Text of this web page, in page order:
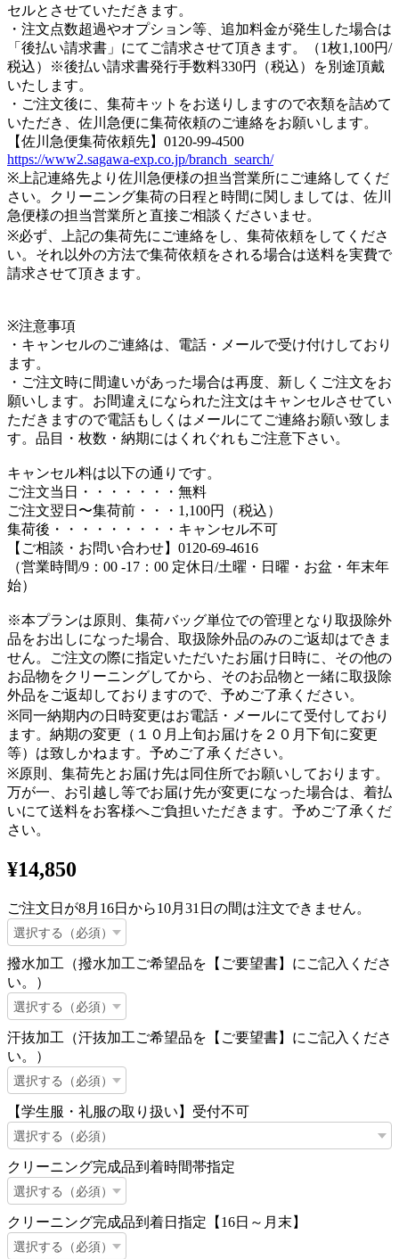
セルとさせていただきます。
・注文点数超過やオプション等、追加料金が発生した場合は
「後払い請求書」にてご請求させて頂きます。（1枚1,100円/
税込）※後払い請求書発行手数料330円（税込）を別途頂戴
いたします。
・ご注文後に、集荷キットをお送りしますので衣類を詰めて
いただき、佐川急便に集荷依頼のご連絡をお願いします。
【佐川急便集荷依頼先】0120-99-4500
https://www2.sagawa-exp.co.jp/branch_search/
※上記連絡先より佐川急便様の担当営業所にご連絡してくだ
さい。クリーニング集荷の日程と時間に関しましては、佐川
急便様の担当営業所と直接ご相談くださいませ。
※必ず、上記の集荷先にご連絡をし、集荷依頼をしてくださ
い。それ以外の方法で集荷依頼をされる場合は送料を実費で
請求させて頂きます。
※注意事項
・キャンセルのご連絡は、電話・メールで受け付けしており
ます。
・ご注文時に間違いがあった場合は再度、新しくご注文をお
願いします。お間違えになられた注文はキャンセルさせてい
ただきますので電話もしくはメールにてご連絡お願い致しま
す。品目・枚数・納期にはくれぐれもご注意下さい。
キャンセル料は以下の通りです。
ご注文当日・・・・・・・無料
ご注文翌日〜集荷前・・・1,100円（税込）
集荷後・・・・・・・・・キャンセル不可
【ご相談・お問い合わせ】0120-69-4616
（営業時間/9：00 -17：00 定休日/土曜・日曜・お盆・年末年
始）
※本プランは原則、集荷バッグ単位での管理となり取扱除外
品をお出しになった場合、取扱除外品のみのご返却はできま
せん。ご注文の際に指定いただいたお届け日時に、その他の
お品物をクリーニングしてから、そのお品物と一緒に取扱除
外品をご返却しておりますので、予めご了承ください。
※同一納期内の日時変更はお電話・メールにて受付しており
ます。納期の変更（１０月上旬お届けを２０月下旬に変更
等）は致しかねます。予めご了承ください。
※原則、集荷先とお届け先は同住所でお願いしております。
万が一、お引越し等でお届け先が変更になった場合は、着払
いにて送料をお客様へご負担いただきます。予めご了承くだ
さい。
¥14,850
ご注文日が8月16日から10月31日の間は注文できません。
撥水加工（撥水加工ご希望品を【ご要望書】にご記入くださ
い。）
汗抜加工（汗抜加工ご希望品を【ご要望書】にご記入くださ
い。）
【学生服・礼服の取り扱い】受付不可
クリーニング完成品到着時間帯指定
クリーニング完成品到着日指定【16日～月末】